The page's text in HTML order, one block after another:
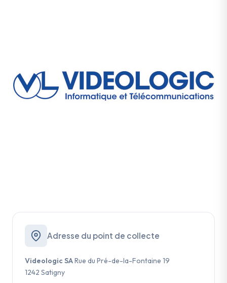
Adresse du point de collecte
Videologic SARue du Pré-de-la-Fontaine 19
1242 Satigny